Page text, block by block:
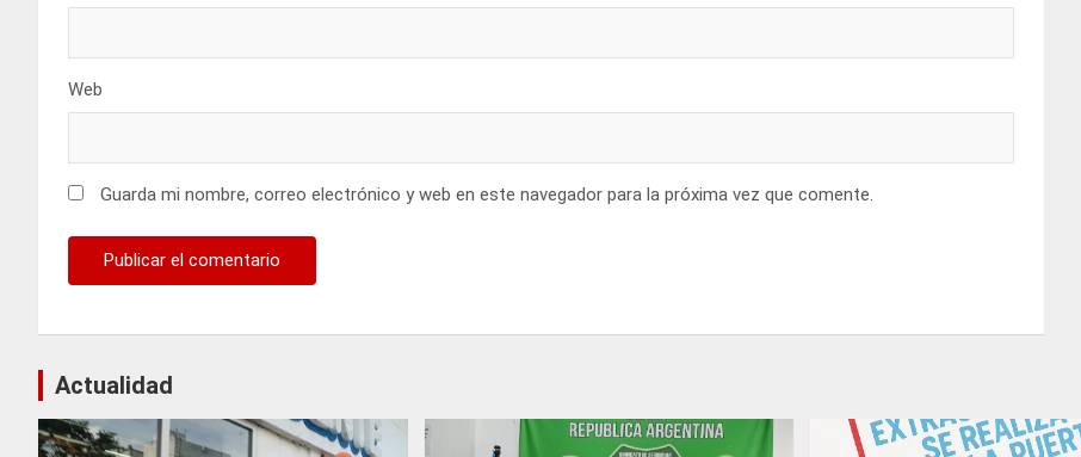
Web
Guarda mi nombre, correo electrónico y web en este navegador para la próxima vez que comente.
Actualidad